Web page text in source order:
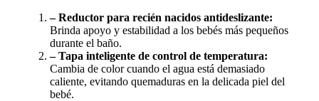
– Reductor para recién nacidos antideslizante:
Brinda apoyo y estabilidad a los bebés más pequeños
durante el baño.
– Tapa inteligente de control de temperatura:
Cambia de color cuando el agua está demasiado
caliente, evitando quemaduras en la delicada piel del
bebé.